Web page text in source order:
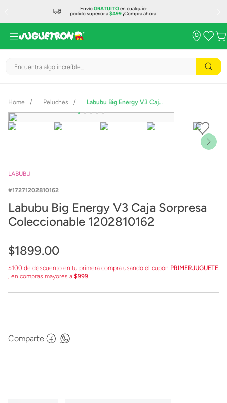
EnvíoGRATUITOen cualquier
pedido superior a$499¡Compra ahora!
Encuentra algo increíble...
Peluches Labubu Big Energy V3 Caja Sorpresa Coleccionable 1202810162
LABUBU
17271202810162
Labubu Big Energy V3 Caja Sorpresa
Coleccionable 1202810162
$1899.00
$100 de descuento en tu primera compra usando el cupón PRIMERJUGUETE
, en compras mayores a $999.
Comparte